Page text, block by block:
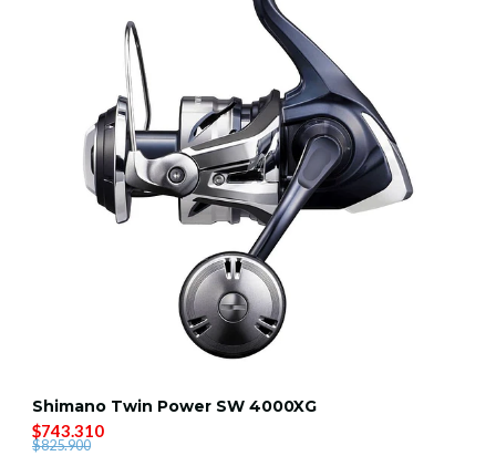
Shimano Twin Power SW 4000XG
$743.310
$825.900